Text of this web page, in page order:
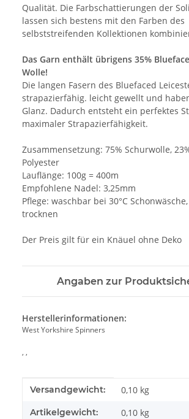
Qualität. Die Farbschattierungen der
lassen sich bestens mit den Farben des
selbststreifenden Kollektionen
Das Garn enthält übrigens 35%
Wolle!
Die langen Fasern des Bluefaced
strapazierfähig. leicht gewellt und
Glanz. Dadurch entsteht ein perfektes
maximaler Strapazierfähigkeit.
Zusammensetzung: 75% Schurwolle,
Polyester
Lauflänge: 100g = 400m
Empfohlene Nadel: 3,25mm
Pflege: waschbar bei 30°C
trocknen
Der Preis gilt für ein Knäuel ohne Deko
Angaben zur
Herstellerinformationen:
West Yorkshire Spinners
, ,
Produkteigenschaft
Wert
Versandgewicht: 0,10 kg
Artikelgewicht: 0,10 kg